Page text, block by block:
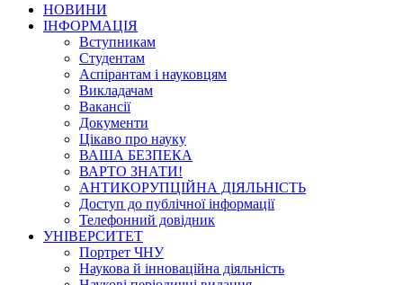
НОВИНИ
ІНФОРМАЦІЯ
Вступникам
Студентам
Аспірантам і науковцям
Викладачам
Вакансії
Документи
Цікаво про науку
ВАША БЕЗПЕКА
ВАРТО ЗНАТИ!
АНТИКОРУПЦІЙНА ДІЯЛЬНІСТЬ
Доступ до публічної інформації
Телефонний довідник
УНІВЕРСИТЕТ
Портрет ЧНУ
Наукова й інноваційна діяльність